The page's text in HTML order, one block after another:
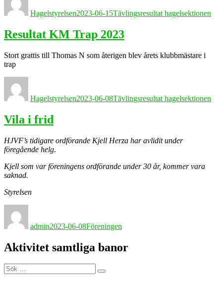
Hagelstyrelsen2023-06-15Tävlingsresultat hagelsektionen
Resultat KM Trap 2023
Stort grattis till Thomas N som återigen blev årets klubbmästare i
trap
Hagelstyrelsen2023-06-08Tävlingsresultat hagelsektionen
Vila i frid
HJVF’s tidigare ordförande Kjell Herza har avlidit under
föregående helg.
Kjell som var föreningens ordförande under 30 år, kommer vara
saknad.
Styrelsen
admin2023-06-08Föreningen
Aktivitet samtliga banor
Sök
efter:
Sök